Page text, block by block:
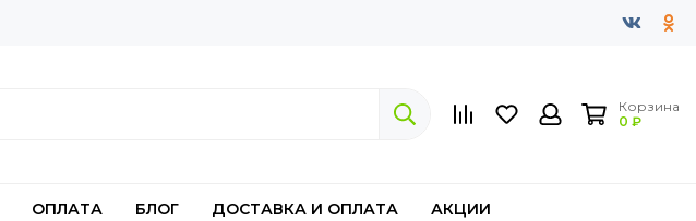
Корзина
0 ₽
ОПЛАТА БЛОГ ДОСТАВКА И ОПЛАТА АКЦИИ